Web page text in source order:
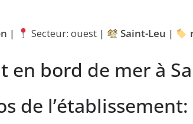
| Secteur: ouest | Saint-Leu |
en bord de mer à
de l’établissement: